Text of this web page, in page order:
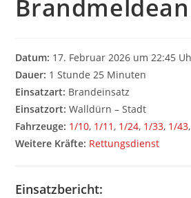
Datum: 17. Februar 2026 um 22:45
Dauer: 1 Stunde 25 Minuten
Einsatzart: Brandeinsatz
Einsatzort: Walldürn – Stadt
Fahrzeuge: 1/10, 1/11, 1/24, 1/33, 1/43,
Weitere Kräfte: Rettungsdienst
Einsatzbericht: